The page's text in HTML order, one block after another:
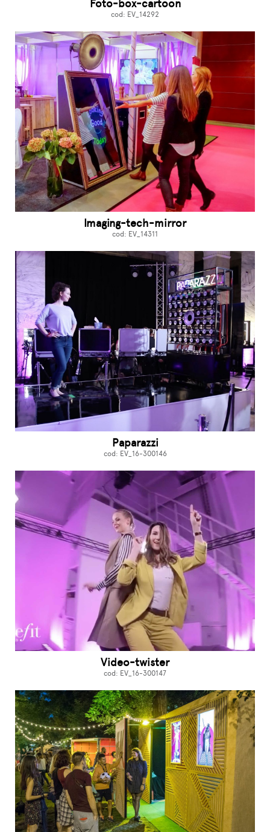
Foto-box-cartoon
cod: EV_14292
Imaging-tech-mirror
cod: EV_14311
Paparazzi
cod: EV_16-300146
Video-twister
cod: EV_16-300147